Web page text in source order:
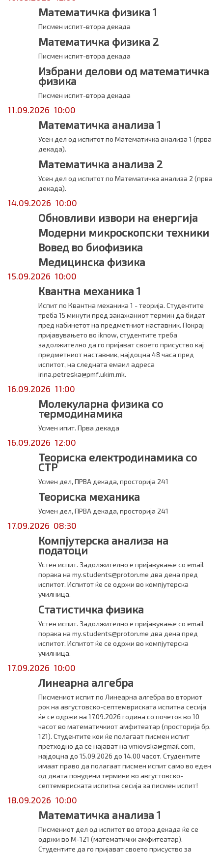
Математичка физика 1
Писмен испит-втора декада
Математичка физика 2
Писмен испит-втора декада
Избрани делови од математичка
физика
Писмен испит-втора декада
11.09.2026 10:00
Математичка анализа 1
Усен дел од испитот по Математичка анализа 1 (прва
декада).
Математичка анализа 2
Усен дел од испитот по Математичка анализа 2 (прва
декада).
14.09.2026 10:00
Обновливи извори на енергија
Модерни микроскопски техники
Вовед во биофизика
Медицинска физика
15.09.2026 10:00
Квантна механика 1
Испит по Квантна механика 1 - теорија. Студентите
треба 15 минути пред закажаниот термин да бидат
пред кабинетот на предметниот наставник. Покрај
пријавувањето во iknow, студентите треба
задолжително да го пријават своето присуство кај
предметниот наставник, најдоцна 48 часа пред
испитот, на следната емаил адреса
irina.petreska@pmf.ukim.mk.
16.09.2026 11:00
Молекуларна физика со
термодинамика
Усмен ипит. Прва декада
16.09.2026 12:00
Теориска електродинамика со
СТР
Усмен дел, ПРВА декада, просторија 241
Теориска механика
Усмен дел, ПРВА декада, просторија 241
17.09.2026 08:30
Компјутерска анализа на
податоци
Устен испит. Задолжително е пријавување со email
порака на my.students@proton.me два дена пред
испитот. Испитот ќе се одржи во компјутерска
училница.
Статистичка физика
Устен испит. Задолжително е пријавување со email
порака на my.students@proton.me два дена пред
испитот. Испитот ќе се одржи во компјутерска
училница.
17.09.2026 10:00
Линеарна алгебра
Писмениот испит по Линеарна алгебра во вториот
рок на августовско-септемвриската испитна сесија
ќе се одржи на 17.09.2026 година со почеток во 10
часот во математичкиот амфитеатар (просторија бр.
121). Студентите кои ќе полагаат писмен испит
претходно да се најават на vmiovska@gmail.com,
најдоцна до 15.09.2026 до 14.00 часот. Студентите
имаат право да полагаат писмен испит само во еден
од двата понудени термини во августовско-
септемвриската испитна сесија за писмен испит!
18.09.2026 10:00
Математичка анализа 1
Писмениот дел од испитот во втора декада ќе се
одржи во М-121 (математички амфитеатар).
Студентите да го пријават своето присуство за